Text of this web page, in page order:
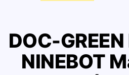
DOC-
NINEBOT